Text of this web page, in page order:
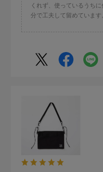
くれず、使っているうち
分で工夫して留めています